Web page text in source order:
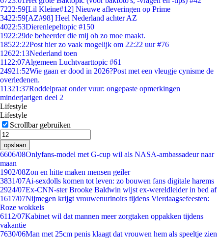
7222:59[Lil Kleine#12] Nieuwe afleveringen op Prime
3422:59[AZ#98] Heel Nederland achter AZ
4022:53Dierenlepeltopic #150
1922:29de beheerder die mij oh zo moe maakt.
18522:22Post hier zo vaak mogelijk om 22:22 uur #76
12622:13Nederland toen
11 22:07Algemeen Luchtvaarttopic #61
24921:52Wie gaan er dood in 2026?Post met een vleugje cynisme de
overledenen.
11321:37Roddelpraat onder vuur: ongepaste opmerkingen
minderjarigen deel 2
Lifestyle
Lifestyle
Scrollbar gebruiken
opslaan
6606/08Onlyfans-model met G-cup wil als NASA-ambassadeur naar
maan
1902/08Zon en hitte maken mensen geiler
3831/07Ai-sexdolls komen tot leven: zo bouwen fans digitale harems
2924/07Ex-CNN-ster Brooke Baldwin wijst ex-wereldleider in bed af
1617/07Nijmegen krijgt vrouwenurinoirs tijdens Vierdaagsefeesten:
Roze wokkels
6112/07Kabinet wil dat mannen meer zorgtaken oppakken tijdens
vakantie
7630/06Man met 25cm penis klaagt dat vrouwen hem als speeltje zien